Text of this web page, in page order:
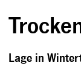
Lage in